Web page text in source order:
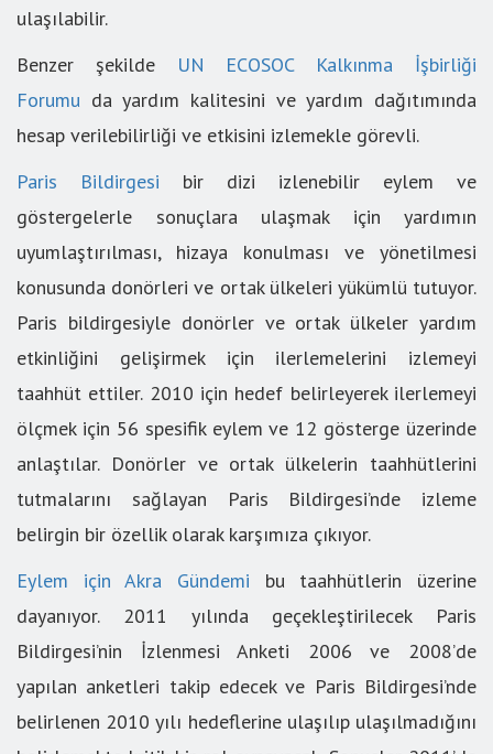
ulaşılabilir.
Benzer şekilde
UN ECOSOC Kalkınma İşbirliği
Forumu da yardım kalitesini ve yardım dağıtımında
hesap verilebilirliği ve etkisini izlemekle görevli.
Paris Bildirgesi bir dizi izlenebilir eylem ve
göstergelerle sonuçlara ulaşmak için yardımın
uyumlaştırılması, hizaya konulması ve yönetilmesi
konusunda donörleri ve ortak ülkeleri yükümlü tutuyor.
Paris bildirgesiyle donörler ve ortak ülkeler yardım
etkinliğini gelişirmek için ilerlemelerini izlemeyi
taahhüt ettiler. 2010 için hedef belirleyerek ilerlemeyi
ölçmek için 56 spesifik eylem ve 12 gösterge üzerinde
anlaştılar. Donörler ve ortak ülkelerin taahhütlerini
tutmalarını sağlayan Paris Bildirgesi’nde izleme
belirgin bir özellik olarak karşımıza çıkıyor.
Eylem için Akra Gündemi bu taahhütlerin üzerine
dayanıyor. 2011 yılında geçekleştirilecek Paris
Bildirgesi’nin İzlenmesi Anketi 2006 ve 2008’de
yapılan anketleri takip edecek ve Paris Bildirgesi’nde
belirlenen 2010 yılı hedeflerine ulaşılıp ulaşılmadığını